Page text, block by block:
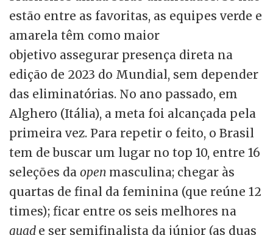
estão entre as favoritas, as equipes verde e
amarela têm como maior
objetivo assegurar presença direta na
edição de 2023 do Mundial, sem depender
das eliminatórias. No ano passado, em
Alghero (Itália), a meta foi alcançada pela
primeira vez. Para repetir o feito, o Brasil
tem de buscar um lugar no top 10, entre 16
seleções da open masculina; chegar às
quartas de final da feminina (que reúne 12
times); ficar entre os seis melhores na
quad e ser semifinalista da júnior (as duas